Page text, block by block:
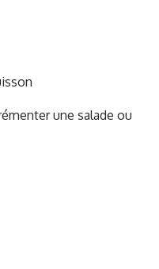
une salade ou